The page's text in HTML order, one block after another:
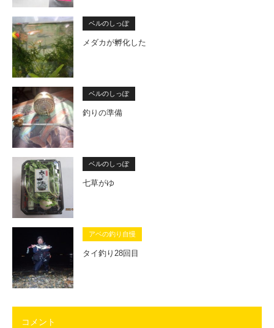
ベルのしっぽ
メダカが孵化した
ベルのしっぽ
釣りの準備
ベルのしっぽ
七草がゆ
アベの釣り自慢
タイ釣り28回目
コメント